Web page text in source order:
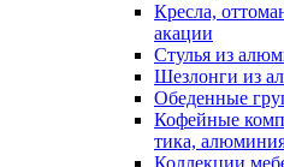
Кресла,
акации
Стулья из
Шезлонги из
Обеденные
Кофейные
тика,
Коллекции